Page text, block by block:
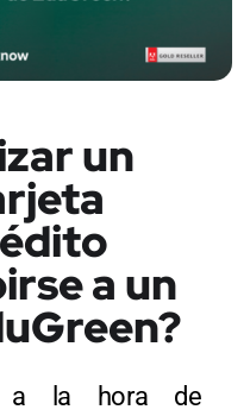
un
a un
a la hora de